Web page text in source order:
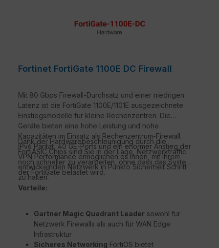
Fortinet FortiGate 1100E DC Firewall
Mit 80 Gbps Firewall-Durchsatz und einer niedrigen
Latenz ist die FortiGate 1100E/1101E ausgezeichnete
Einstiegsmodelle für kleine Rechenzentren. Die
Geräte bieten eine hohe Leistung und hohe
Kapazitäten im Einsatz als Rechenzentrum-Firewall.
IPv6 Parität, 40 GE-Ports und ein enormer Anstieg der
VPN Performance ermöglichen es Ihnen, mit Ihrem
entwickelnden Netzwerk in Punkto Sicherheit Schritt
zu halten.
Dank der Hardwarebeschleunigung durch die
FortiASIC Chips sind Sie in der Lage, Netzwerktraffic
noch schneller zu verarbeiten, ohne dass das System
der FortiGate belastet wird.
Vorteile:
Gartner Magic Quadrant Leader sowohl für
Netzwerk Firewalls als auch für WAN Edge
Infrastruktur
Sicheres Networking FortiOS bietet